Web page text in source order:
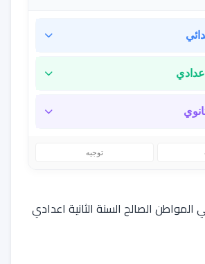
توجيه
المواطن الصالح السنة الثانية اعدادي